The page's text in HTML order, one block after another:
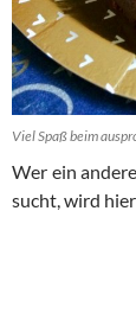
Viel Spaß beim
Wer ein
sucht, wird